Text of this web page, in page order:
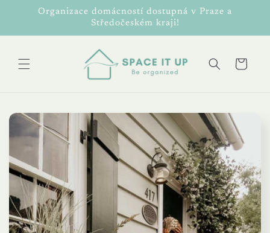
Přejít k
obsahu
Organizace domácností dostupná v Praze a
Středočeském kraji!
Košík